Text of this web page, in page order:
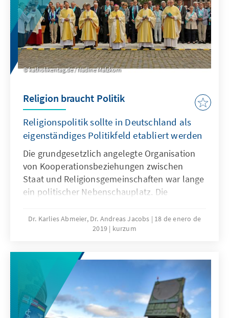
katholikentag.de / Nadine Malzkorn
Religion braucht Politik
Religionspolitik sollte in Deutschland als
eigenständiges Politikfeld etabliert werden
Die grundgesetzlich angelegte Organisation
von Kooperationsbeziehungen zwischen
Staat und Religionsgemeinschaften war lange
ein politischer Nebenschauplatz. Die
stabil und die weitergeltenden
staatskirchenrechtlichen Bestimmungen der
thematisiert. Ohnehin galt die
Säkularisierungsvermutung, nach der Religion
insgesamt und damit auch die Organisation
von Kooperationsbeziehungen zwischen den
Religionsgemeinschaften und dem Staat an
Dr. Karlies Abmeier, Dr. Andreas Jacobs
18 de enero de
2019
kurzum